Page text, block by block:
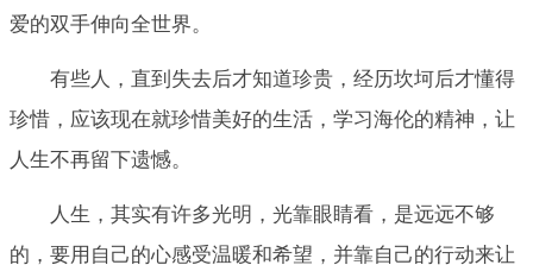
爱的双手伸向全世界。
有些人，直到失去后才知道珍贵，经历坎坷后才懂得
珍惜，应该现在就珍惜美好的生活，学习海伦的精神，让
人生不再留下遗憾。
人生，其实有许多光明，光靠眼睛看，是远远不够
的，要用自己的心感受温暖和希望，并靠自己的行动来让